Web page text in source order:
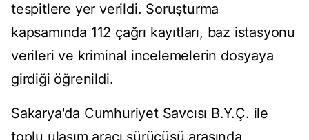
tespitlere yer verildi. Soruşturma
kapsamında 112 çağrı kayıtları, baz istasyonu
verileri ve kriminal incelemelerin dosyaya
girdiği öğrenildi.
Sakarya'da Cumhuriyet Savcısı B.Y.Ç. ile